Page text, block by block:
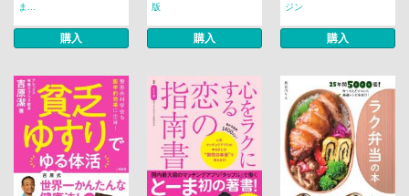
ま...
購入
版
購入
ジン
購入